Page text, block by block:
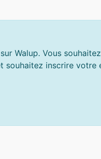
Walup. Vous
souhaitez inscrire votre